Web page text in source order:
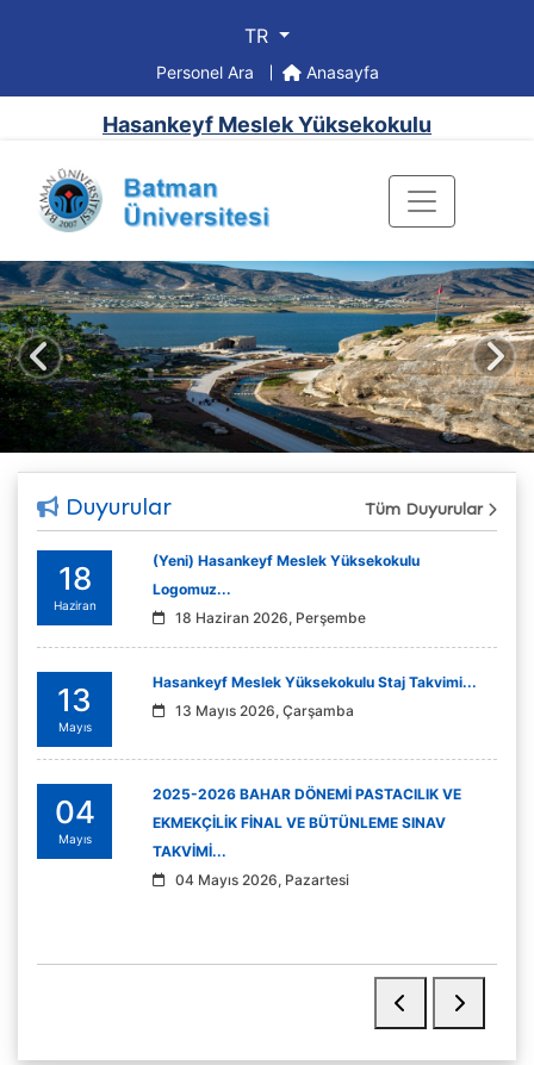
TR
Personel Ara Anasayfa
Hasankeyf Meslek Yüksekokulu
Önceki
Duyurular Tüm Duyurular
18
Haziran
(Yeni) Hasankeyf Meslek Yüksekokulu
Logomuz...
18 Haziran 2026, Perşembe
13
Mayıs
Hasankeyf Meslek Yüksekokulu Staj Takvimi...
13 Mayıs 2026, Çarşamba
04
Mayıs
2025-2026 BAHAR DÖNEMİ PASTACILIK VE
EKMEKÇİLİK FİNAL VE BÜTÜNLEME SINAV
TAKVİMİ...
04 Mayıs 2026, Pazartesi